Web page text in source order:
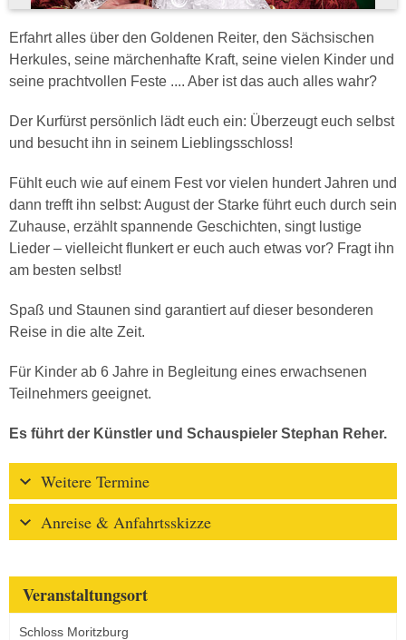
Erfahrt alles über den Goldenen Reiter, den Sächsischen
Herkules, seine märchenhafte Kraft, seine vielen Kinder und
seine prachtvollen Feste .... Aber ist das auch alles wahr?
Der Kurfürst persönlich lädt euch ein: Überzeugt euch selbst
und besucht ihn in seinem Lieblingsschloss!
Fühlt euch wie auf einem Fest vor vielen hundert Jahren und
dann trefft ihn selbst: August der Starke führt euch durch sein
Zuhause, erzählt spannende Geschichten, singt lustige
Lieder – vielleicht flunkert er euch auch etwas vor? Fragt ihn
am besten selbst!
Spaß und Staunen sind garantiert auf dieser besonderen
Reise in die alte Zeit.
Für Kinder ab 6 Jahre in Begleitung eines erwachsenen
Teilnehmers geeignet.
Es führt der Künstler und Schauspieler Stephan Reher.
Weitere Termine
Anreise & Anfahrtsskizze
Veranstaltungsort
Schloss Moritzburg